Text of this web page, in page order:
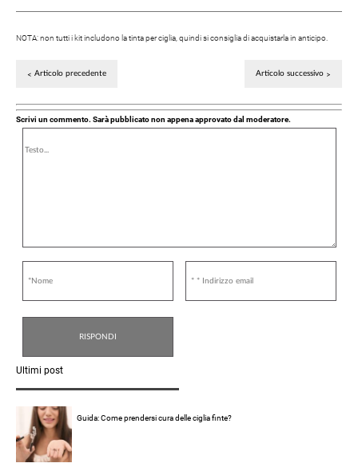
NOTA: non tutti i kit includono la tinta per ciglia, quindi si consiglia di acquistarla in anticipo.
Articolo precedente Articolo successivo
Scrivi un commento. Sarà pubblicato non appena approvato dal moderatore.
Ultimi post
Guida: Come prendersi cura delle ciglia finte?